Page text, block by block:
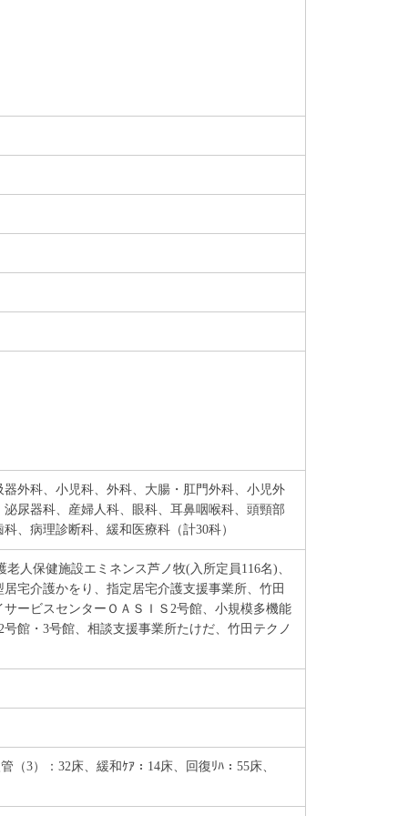
外科、小児科、外科、大腸・肛門外科、小児外
尿器科、産婦人科、眼科、耳鼻咽喉科、頭頸部
、病理診断科、緩和医療科（計30科）
人保健施設エミネンス芦ノ牧(入所定員116名)、
宅介護かをり、指定居宅介護支援事業所、竹田
ービスセンターＯＡＳＩＳ2号館、小規模多機能
館・3号館、相談支援事業所たけだ、竹田テクノ
3）：32床、緩和ｹｱ：14床、回復ﾘﾊ：55床、